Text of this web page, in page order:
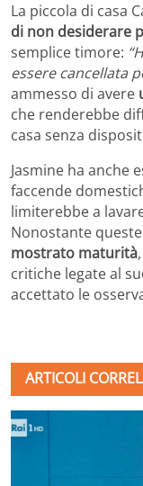
La piccola di casa
di non desiderare
semplice timore:
essere cancellata
ammesso di avere
che renderebbe
casa senza
Jasmine ha anche
faccende
limiterebbe a
Nonostante
mostrato maturità
critiche legate al
accettato le
ARTICOLI